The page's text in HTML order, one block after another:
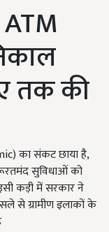
तक की
का संकट छाया है,
सुविधाओं को
कड़ी में सरकार ने
से ग्रामीण इलाकों के